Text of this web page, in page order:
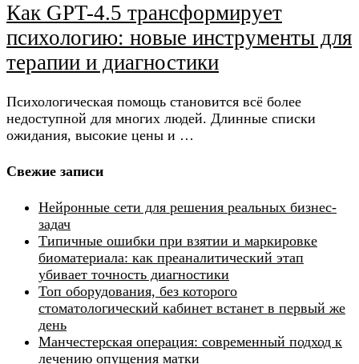
Как GPT-4.5 трансформирует
психологию: новые инструменты для
терапии и диагностики
Психологическая помощь становится всё более
недоступной для многих людей. Длинные списки
ожидания, высокие цены и …
Свежие записи
Нейронные сети для решения реальных бизнес-
задач
Типичные ошибки при взятии и маркировке
биоматериала: как преаналитический этап
убивает точность диагностики
Топ оборудования, без которого
стоматологический кабинет встанет в первый же
день
Манчестерская операция: современный подход к
лечению опущения матки